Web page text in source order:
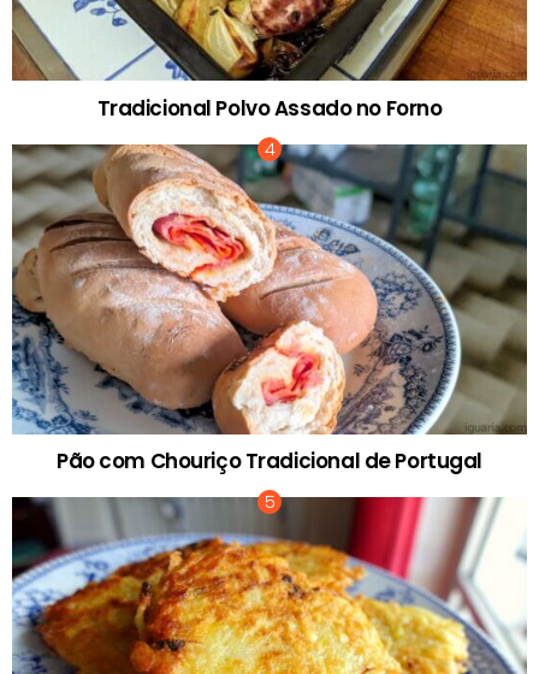
Tradicional Polvo Assado no Forno
Pão com Chouriço Tradicional de Portugal